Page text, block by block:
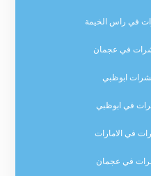
في راس الخيمة
في عجمان
ابوظبي
في ابوظبي
في الامارات
في عجمان